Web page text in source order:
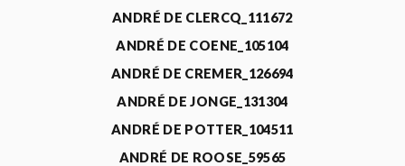
ANDRÉ DE CLERCQ_111672
ANDRÉ DE COENE_105104
ANDRÉ DE CREMER_126694
ANDRÉ DE JONGE_131304
ANDRÉ DE POTTER_104511
ANDRÉ DE ROOSE_59565